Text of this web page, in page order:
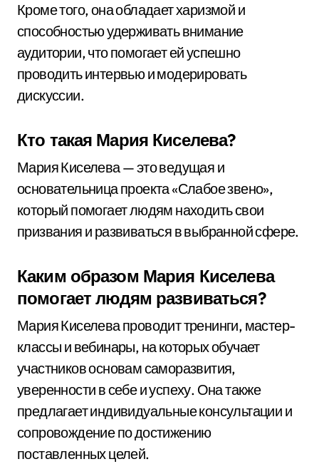
Кроме того, она обладает харизмой и
способностью удерживать внимание
аудитории, что помогает ей успешно
проводить интервью и модерировать
дискуссии.
Кто такая Мария Киселева?
Мария Киселева — это ведущая и
основательница проекта «Слабое звено»,
который помогает людям находить свои
призвания и развиваться в выбранной сфере.
Каким образом Мария Киселева
помогает людям развиваться?
Мария Киселева проводит тренинги, мастер-
классы и вебинары, на которых обучает
участников основам саморазвития,
уверенности в себе и успеху. Она также
предлагает индивидуальные консультации и
сопровождение по достижению
поставленных целей.